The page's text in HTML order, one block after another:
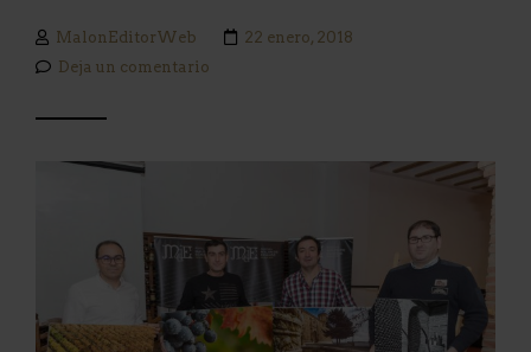
MalonEditorWeb
22 enero, 2018
Deja un comentario